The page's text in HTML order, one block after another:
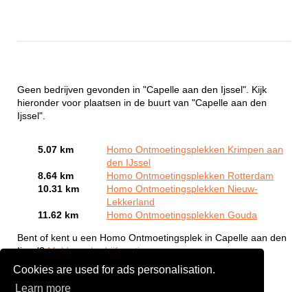
Cookies are used for ads personalisation.
Learn more
Geen bedrijven gevonden in "Capelle aan den Ijssel". Kijk
hieronder voor plaatsen in de buurt van "Capelle aan den
Ijssel".
5.07 km
Homo Ontmoetingsplekken Krimpen aan
den IJssel
8.64 km
Homo Ontmoetingsplekken Rotterdam
10.31 km
Homo Ontmoetingsplekken Nieuw-
Lekkerland
11.62 km
Homo Ontmoetingsplekken Gouda
Bent of kent u een Homo Ontmoetingsplek in Capelle aan den
Ijssel?Meld een bedrijf gratis aan